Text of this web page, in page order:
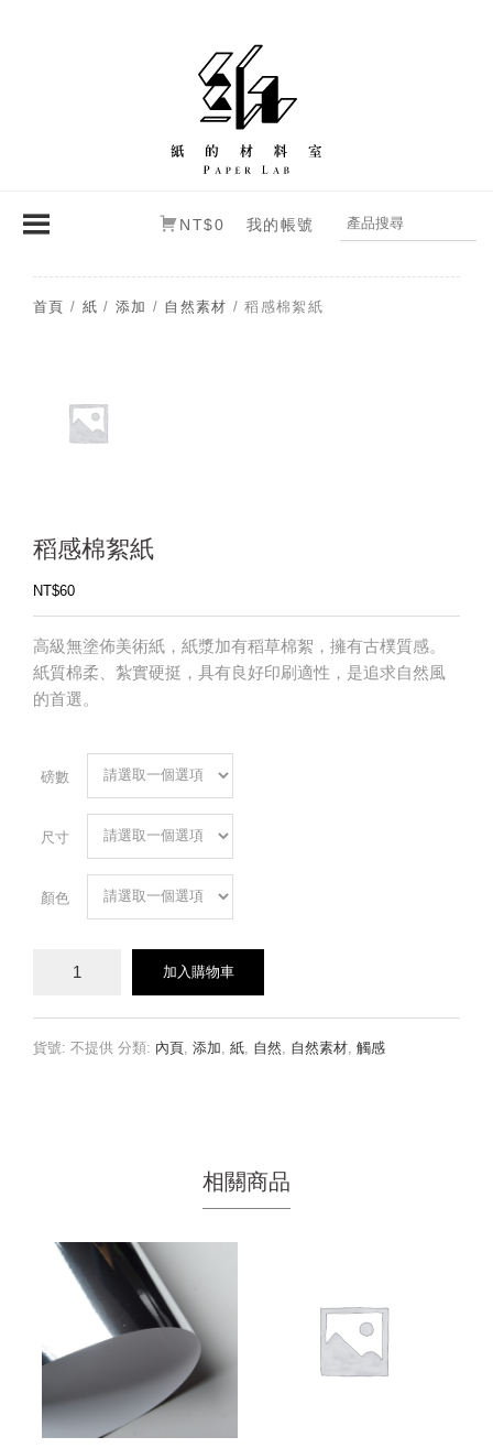
NT$0 我的帳號
首頁 / 紙 / 添加 / 自然素材 / 稻感棉絮紙
稻感棉絮紙
NT$60
高級無塗佈美術紙，紙漿加有稻草棉絮，擁有古樸質感。
紙質棉柔、紮實硬挺，具有良好印刷適性，是追求自然風
的首選。
磅數
尺寸
顏色
絮
數
加入購物車
貨號: 不提供 分類: 內頁 添加 紙 自然 自然素材 觸感
相關商品